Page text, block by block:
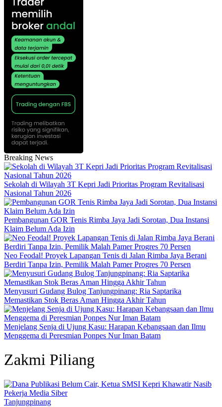
Breaking News
Sekolah di Wilayah 3T Kepri Jadi Prioritas Program Revitalisasi
Nasional Tahun 2026
Pembangunan GOR Tenis Rimba Jaya Jadi Sorotan, Dua Instansi
Klaim Belum Ada Izin
Neo Feodal! Proyek Lapangan Tenis di Jalan Rimba Jaya Berani
Berdiri Tanpa Izin, Pemilik Malah Pamer Progres 70 Persen
Menyusuri Gudang Bulog Tanjungpinang: Ria Saptarika
Memastikan Stok Beras Aman Hingga Akhir Tahun
Menjelang Senja di Ujung Kasu: Harapan Kebangsaan dan Ilmu
Menggema di Peresmian Ponpes Nur Iman Batam
Zakmi Piliang
Tanjungpinang